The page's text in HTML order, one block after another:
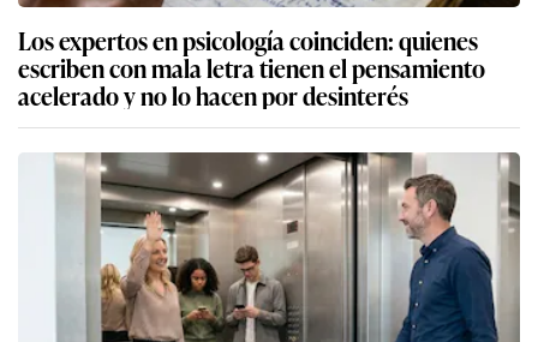
Los expertos en psicología coinciden: quienes
escriben con mala letra tienen el pensamiento
acelerado y no lo hacen por desinterés